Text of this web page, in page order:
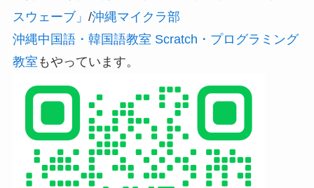
スウェーブ」 /沖縄マイクラ部
沖縄中国語・韓国語教室 Scratch・プログラミング
教室 もやっています。